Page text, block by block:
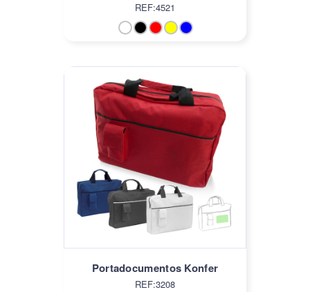
REF:4521
Portadocumentos Konfer
REF:3208